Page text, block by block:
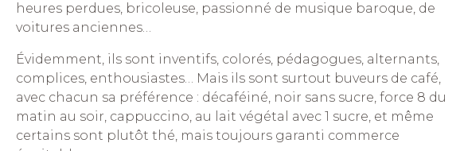
heures perdues, bricoleuse, passionné de musique baroque, de
voitures anciennes…
Évidemment, ils sont inventifs, colorés, pédagogues, alternants,
complices, enthousiastes… Mais ils sont surtout buveurs de café,
avec chacun sa préférence : décaféiné, noir sans sucre, force 8 du
matin au soir, cappuccino, au lait végétal avec 1 sucre, et même
certains sont plutôt thé, mais toujours garanti commerce